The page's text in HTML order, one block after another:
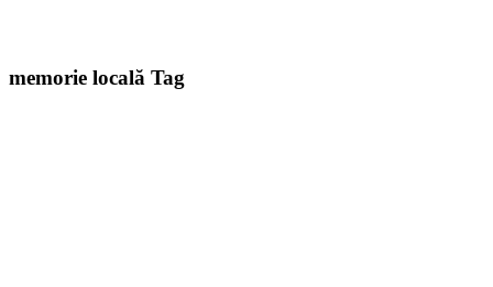
memorie locală Tag